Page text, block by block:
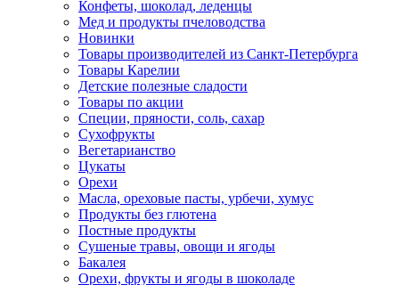
Конфеты, шоколад, леденцы
Мед и продукты пчеловодства
Новинки
Товары производителей из Санкт-Петербурга
Товары Карелии
Детские полезные сладости
Товары по акции
Специи, пряности, соль, сахар
Сухофрукты
Вегетарианство
Цукаты
Орехи
Масла, ореховые пасты, урбечи, хумус
Продукты без глютена
Постные продукты
Сушеные травы, овощи и ягоды
Бакалея
Орехи, фрукты и ягоды в шоколаде